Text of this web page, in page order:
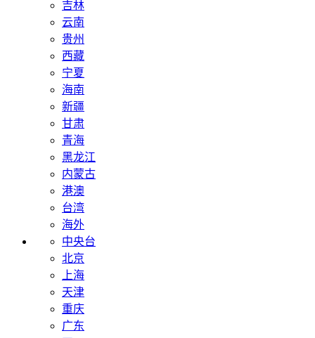
吉林
云南
贵州
西藏
宁夏
海南
新疆
甘肃
青海
黑龙江
内蒙古
港澳
台湾
海外
中央台
北京
上海
天津
重庆
广东